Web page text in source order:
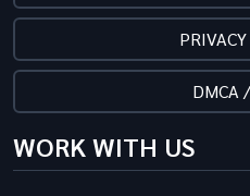
DMCA
WORK WITH US